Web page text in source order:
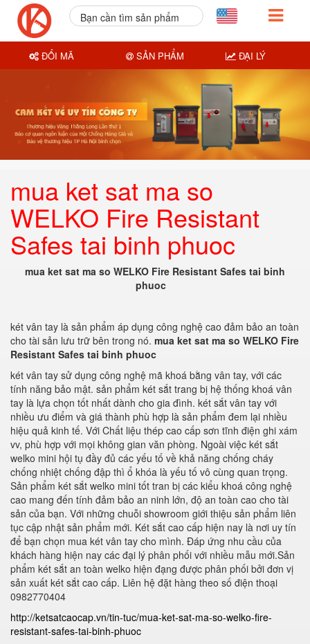
mua ket sat ma so
WELKO Fire Resistant
Safes tai binh phuoc
mua ket sat ma so WELKO Fire Resistant Safes tai binh
phuoc
két vân tay là sản phẩm áp dụng công nghệ cao đảm bảo an toàn
cho tài sản lưu trữ bên trong nó. mua ket sat ma so WELKO Fire
Resistant Safes tai binh phuoc
két vân tay sử dụng công nghệ mã khoá bằng vân tay, với các
tính năng bảo mật. sản phẩm két sắt trang bị hệ thống khoá vân
tay là lựa chọn tốt nhất dành cho gia đình. két sắt vân tay với
nhiều ưu điểm và giá thành phù hợp là sản phẩm đem lại nhiều
hiệu quả kinh tế. Với Chất liệu thép cao cấp sơn tĩnh điện ghi xám
vv, phù hợp với mọi không gian văn phòng. Ngoài việc két sắt
welko mini hội tụ đầy đủ các yếu tố về khả năng chống cháy
chống nhiệt chống đập thì ổ khóa là yếu tố vô cùng quan trọng.
Sản phẩm két sắt welko mini tốt tran bị các kiểu khoá công nghệ
cao mang đến tính đảm bảo an ninh lớn, độ an toàn cao cho tài
sản của bạn. Với những chuỗi showroom giới thiệu sản phẩm liên
tục cập nhật sản phẩm mới. Két sắt cao cấp hiện nay là nơi uy tín
để bạn chọn mua két vân tay cho mình. Đáp ứng nhu cầu của
khách hàng hiện nay các đại lý phân phối với nhiều mẫu mới.Sản
phẩm két sắt an toàn welko hiện đạng được phân phối bởi đơn vị
sản xuất két sắt cao cấp. Liên hệ đặt hàng theo số điện thoại
0982770404
http://ketsatcaocap.vn/tin-tuc/mua-ket-sat-ma-so-welko-fire-
resistant-safes-tai-binh-phuoc
Bạn cần tìm sản phẩm
ĐỔI MÃ SẢN PHẨM ĐẠI LÝ